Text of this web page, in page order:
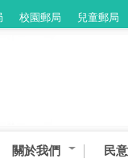
校園郵局 兒童郵局
關於我們 民